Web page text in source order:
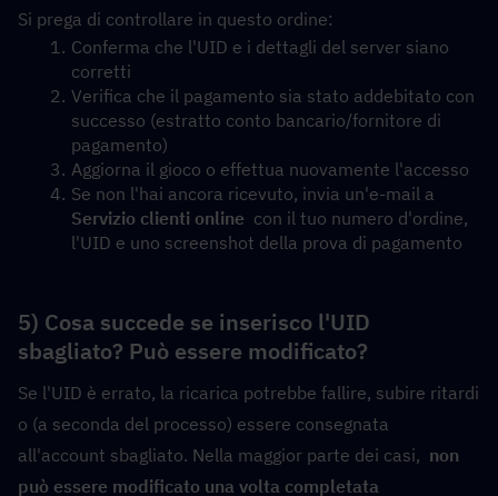
Si prega di controllare in questo ordine:
Conferma che l'UID e i dettagli del server siano
corretti
Verifica che il pagamento sia stato addebitato con
successo (estratto conto bancario/fornitore di
pagamento)
Aggiorna il gioco o effettua nuovamente l'accesso
Servizio clienti online
  con il tuo numero d'ordine,
l'UID e uno screenshot della prova di pagamento
5) Cosa succede se inserisco l'UID
sbagliato? Può essere modificato?
Se l'UID è errato, la ricarica potrebbe fallire, subire ritardi
o (a seconda del processo) essere consegnata
all'account sbagliato. Nella maggior parte dei casi, non
può essere modificato una volta completata